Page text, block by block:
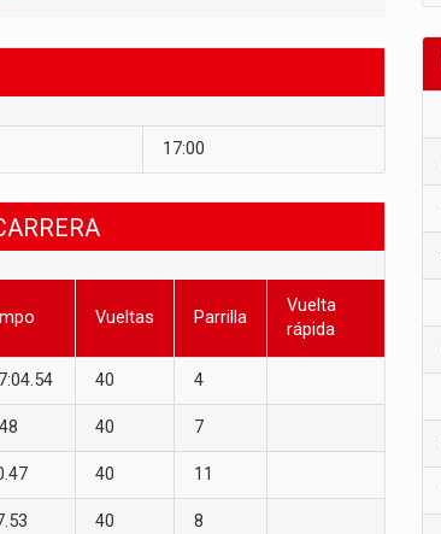
17:00
Vueltas Parrilla
Vuelta
rápida
40 4
40 7
40 11
40 8